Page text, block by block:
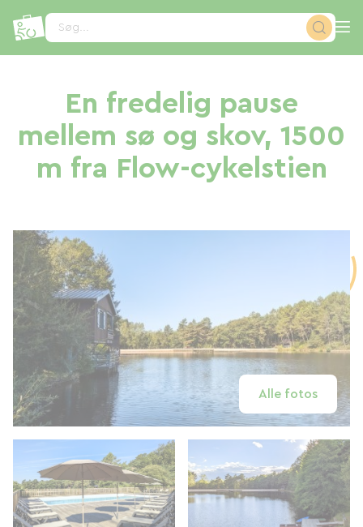
Søg...
En fredelig pause
mellem sø og skov, 1500
m fra Flow-cykelstien
Alle fotos
CCookie-styringspanel